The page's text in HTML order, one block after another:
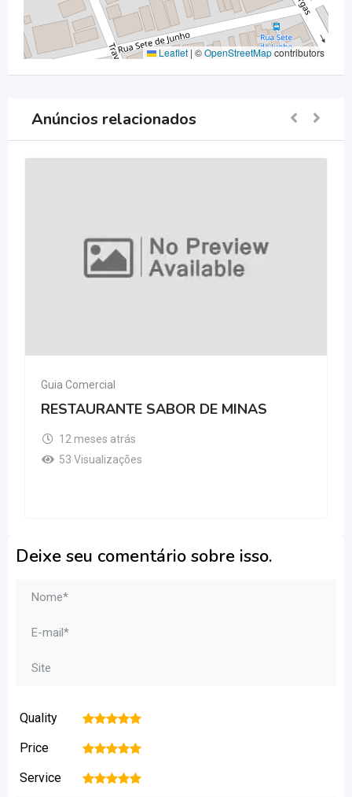
Leaflet | ©OpenStreetMapcontributors
Anúncios relacionados
Guia Comercial
RESTAURANTE SABOR DE MINAS
12 meses atrás
53 Visualizações
Deixe seu comentário sobre isso.
Quality 5
4
3
2
Price 5
4
3
2
Service 5
4
3
2